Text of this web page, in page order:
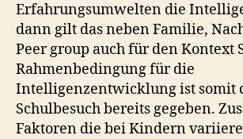
Erfahrungsumwelten die
dann gilt das neben Familie,
Peer group auch für den Kontext
Rahmenbedingung für die
Intelligenzentwicklung ist somit
Schulbesuch bereits gegeben.
Faktoren die bei Kindern